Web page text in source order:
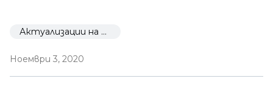
Актуализации на Екуид
Ноември 3, 2020